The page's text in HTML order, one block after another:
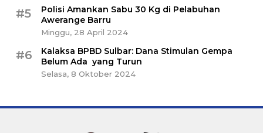
#5
Polisi Amankan Sabu 30 Kg di Pelabuhan
Awerange Barru
Minggu, 28 April 2024
#6
Kalaksa BPBD Sulbar: Dana Stimulan Gempa
Belum Ada yang Turun
Selasa, 8 Oktober 2024